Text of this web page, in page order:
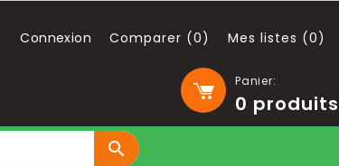
Panier:
0 produits
Connexion Comparer (0) Mes listes (0)
